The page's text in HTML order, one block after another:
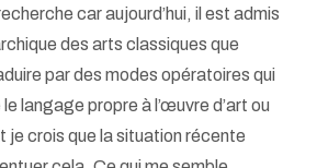
car aujourd’hui, il est admis
des arts classiques que
par des modes opératoires qui
langage propre à l’œuvre d’art ou
je crois que la situation récente